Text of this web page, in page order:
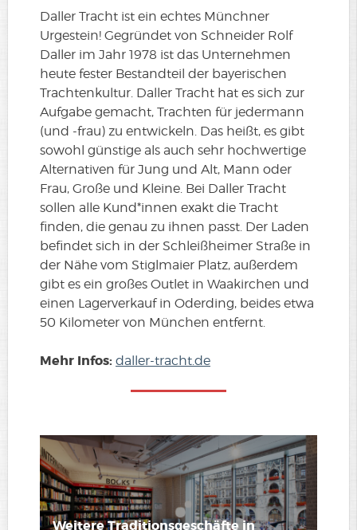
Daller Tracht ist ein echtes Münchner
Urgestein! Gegründet von Schneider Rolf
Daller im Jahr 1978 ist das Unternehmen
heute fester Bestandteil der bayerischen
Trachtenkultur. Daller Tracht hat es sich zur
Aufgabe gemacht, Trachten für jedermann
(und -frau) zu entwickeln. Das heißt, es gibt
sowohl günstige als auch sehr hochwertige
Alternativen für Jung und Alt, Mann oder
Frau, Große und Kleine. Bei Daller Tracht
sollen alle Kund*innen exakt die Tracht
finden, die genau zu ihnen passt. Der Laden
befindet sich in der Schleißheimer Straße in
der Nähe vom Stiglmaier Platz, außerdem
gibt es ein großes Outlet in Waakirchen und
einen Lagerverkauf in Oderding, beides etwa
50 Kilometer von München entfernt.
Mehr Infos: daller-tracht.de
Weitere Traditionsgeschäfte in